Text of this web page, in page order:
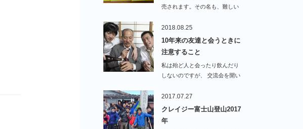
売されます。その名も、難しい
2018.08.25
10年来の友達と会うときに
注意すること
私は殆ど人と会ったり飲んだり
しないのですが、 交流会を開い
2017.07.27
クレイジー富士山登山2017
年